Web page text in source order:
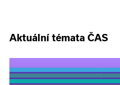
Aktuální témata ČAS